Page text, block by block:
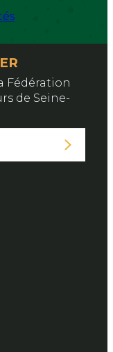
Fédération
de Seine-